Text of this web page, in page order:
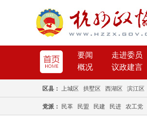
要闻 走进委员
概况
议政建言
区县： 上城区 拱墅区 西湖区 滨江区
党派： 民革 民盟 民建 民进 农工党